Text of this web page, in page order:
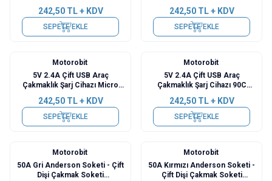
242,50TL + KDV
SEPETE EKLE
242,50TL + KDV
SEPETE EKLE
Motorobit
5V 2.4A Çift USB Araç
Çakmaklık Şarj Cihazı Micro
242,50TL + KDV
SEPETE EKLE
Motorobit
5V 2.4A Çift USB Araç
Çakmaklık Şarj Cihazı 90C
242,50TL + KDV
SEPETE EKLE
Motorobit
50A Gri Anderson Soketi - Çift
Dişi Çakmak Soketi
Motorobit
50A Kırmızı Anderson Soketi -
Çift Dişi Çakmak Soketi